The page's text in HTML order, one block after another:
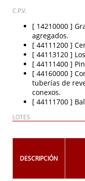
C.P.V.
[ 14210000 ]
agregados.
[ 44111200 ]
[ 44113120 ]
[ 44111400 ]
[ 44160000 ]
tuberías de
conexos.
[ 44111700 ]
LOTES
DESCRIPCIÓN